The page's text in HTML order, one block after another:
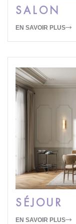
SALON
EN SAVOIR PLUS
SÉJOUR
EN SAVOIR PLUS